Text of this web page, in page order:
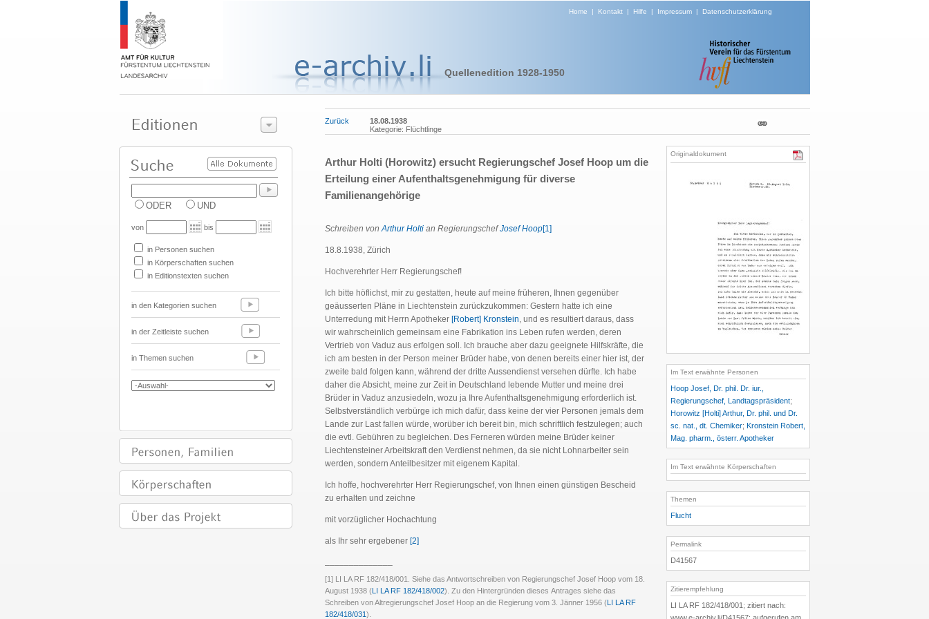
Home | Kontakt| Hilfe | Impressum| Datenschutzerklärung
Quellenedition 1928-1950
ODER UND
von bis
in Personen suchen
in Körperschaften suchen
in Editionstexten suchen
in den Kategorien suchen
in der Zeitleiste suchen
in Themen suchen
Zurück
18.08.1938
Kategorie: Flüchtlinge
Arthur Holti (Horowitz) ersucht Regierungschef Josef Hoop um die
Erteilung einer Aufenthaltsgenehmigung für diverse
Familienangehörige
Schreiben vonArthur Holti an RegierungschefJosef Hoop[1]
18.8.1938, Zürich
Hochverehrter Herr Regierungschef!
Ich bitte höflichst, mir zu gestatten, heute auf meine früheren, Ihnen gegenüber
geäusserten Pläne in Liechtenstein zurückzukommen: Gestern hatte ich eine
Unterredung mit Herrn Apotheker [Robert] Kronstein, und es resultiert daraus, dass
wir wahrscheinlich gemeinsam eine Fabrikation ins Leben rufen werden, deren
Vertrieb von Vaduz aus erfolgen soll. Ich brauche aber dazu geeignete Hilfskräfte, die
ich am besten in der Person meiner Brüder habe, von denen bereits einer hier ist, der
zweite bald folgen kann, während der dritte Aussendienst versehen dürfte. Ich habe
daher die Absicht, meine zur Zeit in Deutschland lebende Mutter und meine drei
Brüder in Vaduz anzusiedeln, wozu ja Ihre Aufenthaltsgenehmigung erforderlich ist.
Selbstverständlich verbürge ich mich dafür, dass keine der vier Personen jemals dem
Lande zur Last fallen würde, worüber ich bereit bin, mich schriftlich festzulegen; auch
die evtl. Gebühren zu begleichen. Des Ferneren würden meine Brüder keiner
Liechtensteiner Arbeitskraft den Verdienst nehmen, da sie nicht Lohnarbeiter sein
werden, sondern Anteilbesitzer mit eigenem Kapital.
Ich hoffe, hochverehrter Herr Regierungschef, von Ihnen einen günstigen Bescheid
zu erhalten und zeichne
mit vorzüglicher Hochachtung
als Ihr sehr ergebener [2]
[1] LI LA RF 182/418/001. Siehe das Antwortschreiben von Regierungschef Josef Hoop vom 18.
August 1938 (LI LA RF 182/418/002). Zu den Hintergründen dieses Antrages siehe das
Schreiben von Altregierungschef Josef Hoop an die Regierung vom 3. Jänner 1956 (LI LA RF
182/418/031).
Originaldokument
Im Text erwähnte Personen
Hoop Josef, Dr. phil. Dr. iur.,
Regierungschef, Landtagspräsident;
Horowitz [Holti] Arthur, Dr. phil. und Dr.
sc. nat., dt. Chemiker; Kronstein Robert,
Mag. pharm., österr. Apotheker
Im Text erwähnte Körperschaften
Themen
Flucht
Permalink
D41567
Zitierempfehlung
LI LA RF 182/418/001; zitiert nach: